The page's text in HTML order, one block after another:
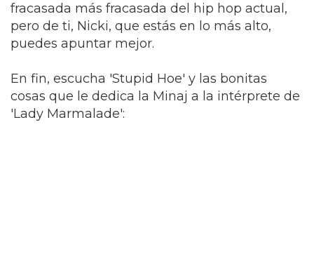
fracasada más fracasada del hip hop actual,
pero de ti, Nicki, que estás en lo más alto,
puedes apuntar mejor.
En fin, escucha 'Stupid Hoe' y las bonitas
cosas que le dedica la Minaj a la intérprete de
'Lady Marmalade':